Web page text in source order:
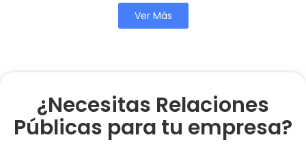
Ver Más
¿Necesitas Relaciones
Públicas para tu empresa?